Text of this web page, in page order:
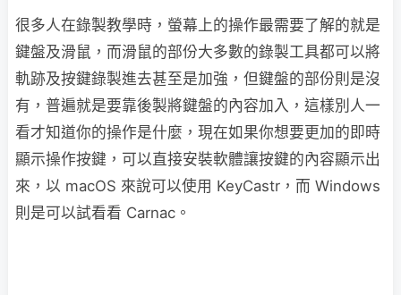
很多人在錄製教學時，螢幕上的操作最需要了解的就是
鍵盤及滑鼠，而滑鼠的部份大多數的錄製工具都可以將
軌跡及按鍵錄製進去甚至是加強，但鍵盤的部份則是沒
有，普遍就是要靠後製將鍵盤的內容加入，這樣別人一
看才知道你的操作是什麼，現在如果你想要更加的即時
顯示操作按鍵，可以直接安裝軟體讓按鍵的內容顯示出
來，以 macOS 來說可以使用 KeyCastr，而 Windows
則是可以試看看 Carnac。